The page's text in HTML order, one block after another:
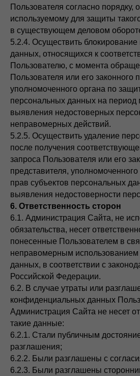
Пользователя согласно порядку,
используемому для защиты
в существующем деловом
5.2.4. Осуществить
данных, относящихся к
Пользователю, с момента
Пользователя или его законного
уполномоченного органа по
персональных данных на период
выявления недостоверных
неправомерных действий.
5.2.5. Осуществить удаление
после получения
запроса Пользователя или его
представителя,
прав субъектов персональных
выявления недостоверности
6. Ответственность сторон
6.1. Администрация Сайта, не
обязательства, несет
понесенные Пользователем в
неправомерным
данных, в соответствии с
Российской Федерации.
6.2. В случае утраты или
конфиденциальных данных
Администрация Сайта не несет
такие данные:
6.2.1. Стали публичным
разглашения;
6.2.2. Были разглашены с
6.2.3. Были разглашены